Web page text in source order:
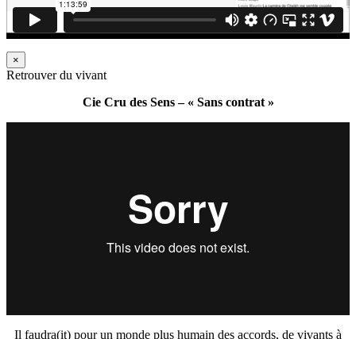
×
Retrouver du vivant
Cie Cru des Sens – « Sans contrat »
Il faudra(it) pour un monde plus humain des accords, de vivants à